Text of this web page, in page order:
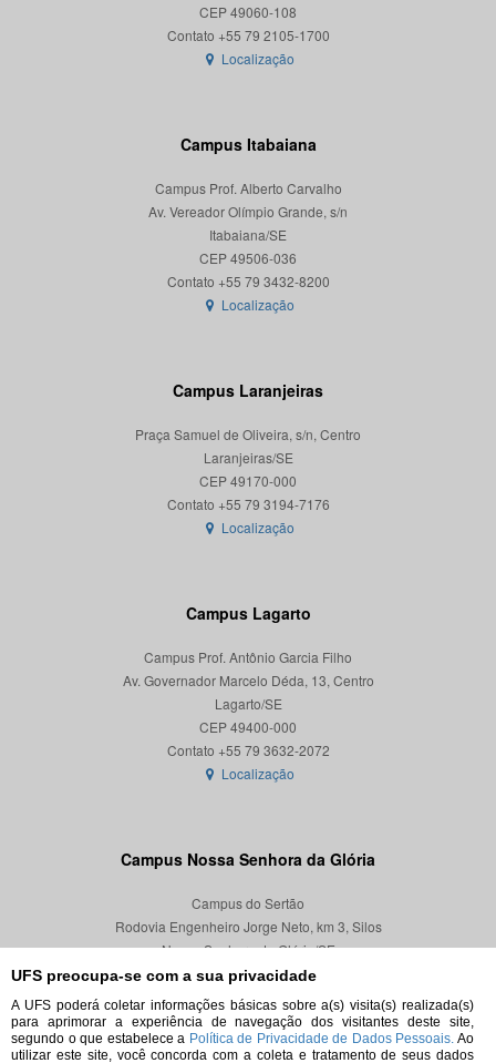
UFS preocupa-se com a sua privacidade
A UFS poderá coletar informações básicas sobre a(s) visita(s) realizada(s)
para aprimorar a experiência de navegação dos visitantes deste site,
segundo o que estabelece a Política de Privacidade de Dados Pessoais. Ao
utilizar este site, você concorda com a coleta e tratamento de seus dados
CEP 49060-108
Localização
Campus Itabaiana
Campus Prof. Alberto Carvalho
Av. Vereador Olímpio Grande, s/n
Itabaiana/SE
CEP 49506-036
Localização
Campus Laranjeiras
Praça Samuel de Oliveira, s/n, Centro
Laranjeiras/SE
CEP 49170-000
Localização
Campus Lagarto
Campus Prof. Antônio Garcia Filho
Av. Governador Marcelo Déda, 13, Centro
Lagarto/SE
CEP 49400-000
Localização
Campus Nossa Senhora da Glória
Campus do Sertão
Rodovia Engenheiro Jorge Neto, km 3, Silos
Nossa Senhora da Glória/SE
CEP 49680-000
Localização